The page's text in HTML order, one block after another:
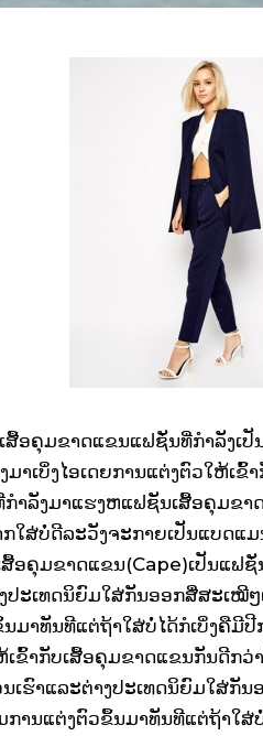
ອຄຸມຂາດແຂນແຟຊັ່ນທີ່ກຳລັງເ
າເບິ່ງໄອເດຍການແຕ່ງຕົວໃຫ້ເ
ຳລັງມາແຮງຫແຟຊັນເສື້ອຄຸມຂ
ສ່ບໍ່ດີລະວັງຈະກາຍເປັນແບດແມ
ອຄຸມຂາດແຂນ(Cape)ເປັນແຟຊັ່
ປະເທດນິຍົມໃສ່ກັນອອກສື່ສະເໝີ
ມາທັນທີແຕ່ຖ້າໃສ່ບໍ່ໄດ້ກໍເບິ່ງຄືມີ
ເຂົ້າກັບເສື້ອຄຸມຂາດແຂນກັນດີກ
ນເຮົາແລະຕ່າງປະເທດນິຍົມໃສ່ກັ
ການແຕ່ງຕົວຂຶ້ນມາທັນທີແຕ່ຖ້າໃສ່